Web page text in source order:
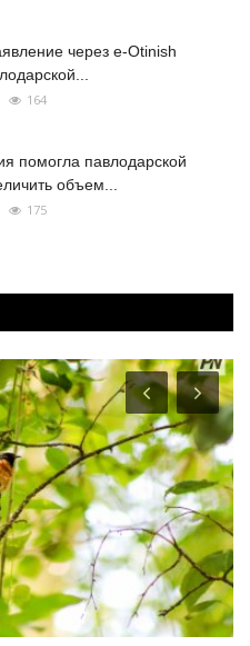
через e-Otinish
164
помогла павлодарской
объем...
175